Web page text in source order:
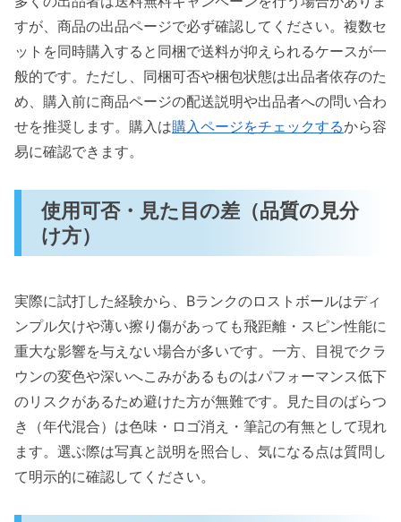
すが、商品の出品ページで必ず確認してください。複数セ
ットを同時購入すると同梱で送料が抑えられるケースが一
般的です。ただし、同梱可否や梱包状態は出品者依存のた
め、購入前に商品ページの配送説明や出品者への問い合わ
せを推奨します。購入は購入ページをチェックするから容
易に確認できます。
使用可否・見た目の差（品質の見分
け方）
実際に試打した経験から、Bランクのロストボールはディ
ンプル欠けや薄い擦り傷があっても飛距離・スピン性能に
重大な影響を与えない場合が多いです。一方、目視でクラ
ウンの変色や深いへこみがあるものはパフォーマンス低下
のリスクがあるため避けた方が無難です。見た目のばらつ
き（年代混合）は色味・ロゴ消え・筆記の有無として現れ
ます。選ぶ際は写真と説明を照合し、気になる点は質問し
て明示的に確認してください。